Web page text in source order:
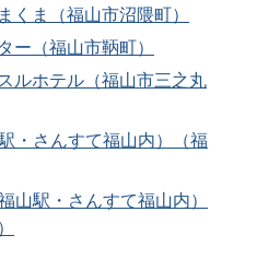
くま（福山市沼隈町）
ー（福山市鞆町）
ルホテル（福山市三之丸
・さんすて福山内）（福
山駅・さんすて福山内）